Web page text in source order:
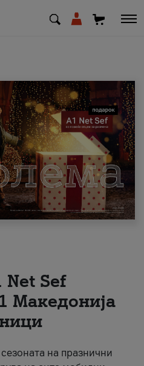
Net Sеf
Македонија
на празнични